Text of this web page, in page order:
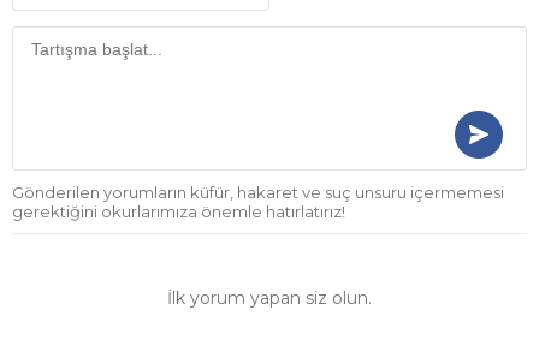
Gönderilen yorumların küfür, hakaret ve suç unsuru içermemesi
gerektiğini okurlarımıza önemle hatırlatırız!
İlk yorum yapan siz olun.